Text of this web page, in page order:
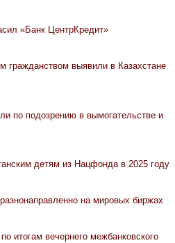
«Банк ЦентрКредит»
гражданством выявили в Казахстане
по подозрению в вымогательстве и
детям из Нацфонда в 2025 году
на мировых биржах
итогам вечернего межбанковского